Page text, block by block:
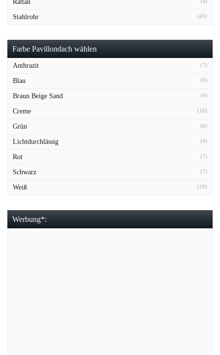
Rattan (4)
Stahlrohr (43)
Farbe Pavillondach wählen
Anthrazit (7)
Blau (6)
Braun Beige Sand (4)
Creme (16)
Grün (6)
Lichtdurchlässig (9)
Rot (7)
Schwarz (7)
Weiß (19)
Werbung*: